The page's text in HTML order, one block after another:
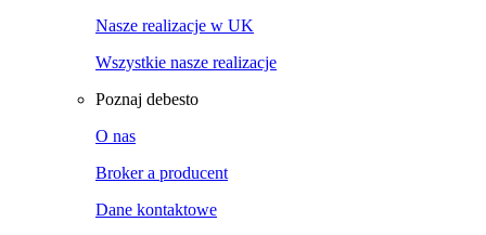
Nasze realizacje w UK
Wszystkie nasze realizacje
Poznaj debesto
O nas
Broker a producent
Dane kontaktowe